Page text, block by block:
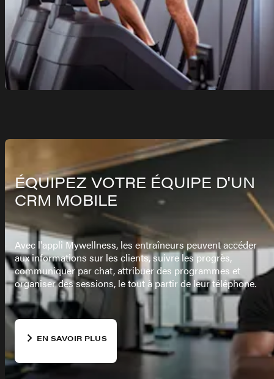
ÉQUIPEZ VOTRE ÉQUIPE D'UN
CRM MOBILE
Avec l'appli Mywellness, les entraîneurs peuvent accéder
aux informations sur les clients, suivre les progrès,
communiquer par chat, attribuer des programmes et
organiser des sessions, le tout à partir de leur téléphone.
EN SAVOIR PLUS